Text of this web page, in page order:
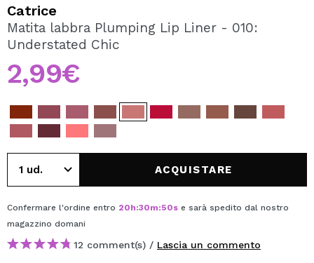
Creando un account su Maquibeauty.it potrai fare i tuoi
acquisti velocemente, controllare lo stato dei tuoi ordini e
CREARE UN ACCOUNT
Catrice
Matita labbra Plumping Lip Liner - 010:
Understated Chic
2,99€
ACQUISTARE
Confermare l'ordine entro 20h:30m:50s e sarà spedito dal nostro
magazzino domani
12 comment(s) / Lascia un commento